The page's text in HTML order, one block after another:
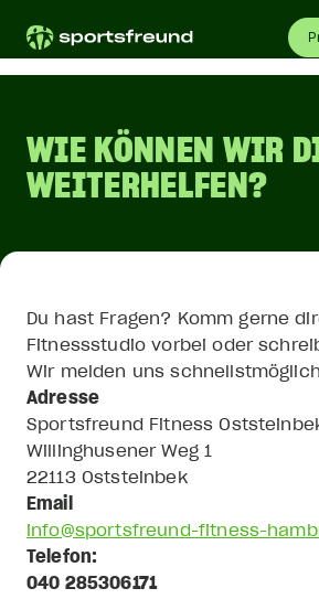
WIE KÖNNEN WIR
WEITERHELFEN?
Du hast Fragen? Komm gerne
Fitnessstudio vorbei oder
Wir melden uns
Sportsfreund Fitness
Willinghusener Weg 1
22113 Oststeinbek
info@sportsfreund-fitness-
Telefon:
040 285306171